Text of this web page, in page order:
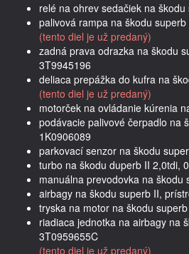
relé na ohrev sedačiek na
palivová rampa na škodu
(tento diel je už predaný)
zadná prava odrazka na škodu
3T9945196
deliaca prepážka do kufra na
(tento diel je už predaný)
motorček na ovládanie kúrenia
podávacie palivové čerpadlo na
1K0906089
parkovací senzor na škodu
turbo na škodu duperb II 2,0tdi,
manuálna prevodovka na škodu
airbagy na škodu superb II,
tryska na motor na škodu
riadiaca jednotka na airbagy na
3T0959655C
(tento diel je už predaný)